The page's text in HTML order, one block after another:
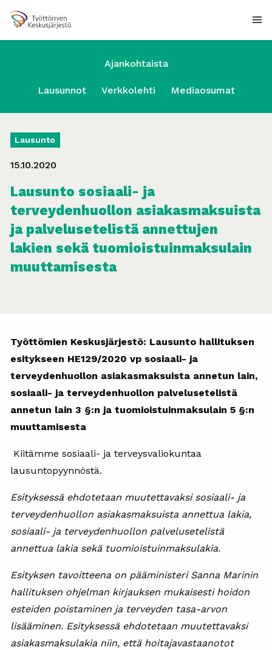
Ajankohtaista
Lausunnot Verkkolehti Mediaosumat
Lausunto
15.10.2020
Lausunto sosiaali- ja
terveydenhuollon asiakasmaksuista
ja palvelusetelistä annettujen
lakien sekä tuomioistuinmaksulain
muuttamisesta
Työttömien Keskusjärjestö: Lausunto hallituksen
esitykseen HE129/2020 vp sosiaali- ja
terveydenhuollon asiakasmaksuista annetun lain,
sosiaali- ja terveydenhuollon palvelusetelistä
annetun lain 3 §:n ja tuomioistuinmaksulain 5 §:n
muuttamisesta
Kiitämme sosiaali- ja terveysvaliokuntaa
lausuntopyynnöstä.
Esityksessä ehdotetaan muutettavaksi sosiaali- ja
terveydenhuollon asiakasmaksuista annettua lakia,
sosiaali- ja terveydenhuollon palvelusetelistä
annettua lakia sekä tuomioistuinmaksulakia.
Esityksen tavoitteena on pääministeri Sanna Marinin
hallituksen ohjelman kirjauksen mukaisesti hoidon
esteiden poistaminen ja terveyden tasa-arvon
lisääminen. Esityksessä ehdotetaan muutettavaksi
asiakasmaksulakia niin, että hoitajavastaanotot